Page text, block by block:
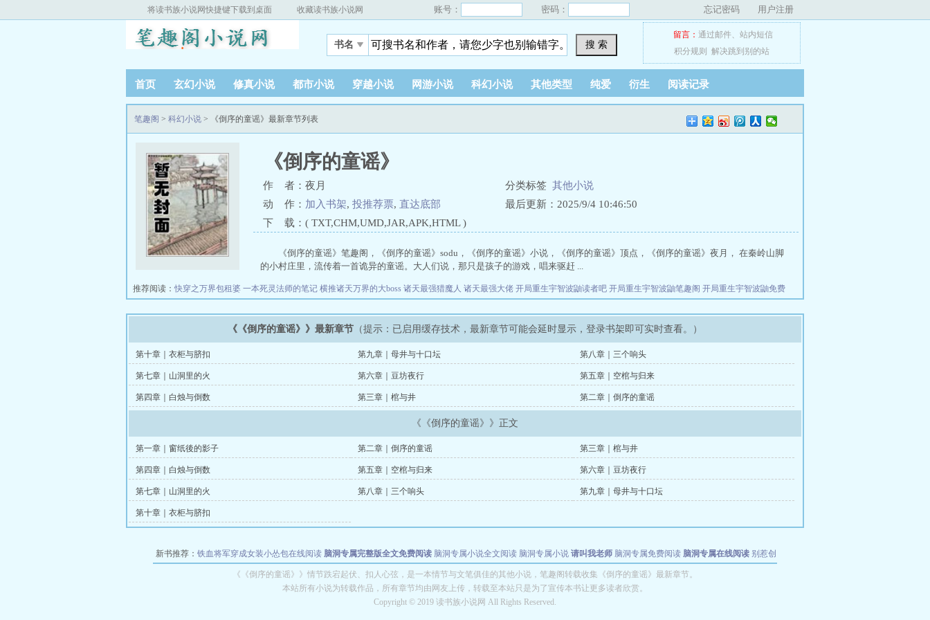
将读书族小说网快捷键下载到桌面 收藏读书族小说网 账号： 密码： 忘记密码 用户注册
书名 搜 索
留言： 通过邮件、 站内短信
积分规则
解决跳到别的站
首页 玄幻小说 修真小说 都市小说 穿越小说 网游小说 科幻小说 其他类型 纯爱 衍生 阅读记录
笔趣阁 > 科幻小说 > 《倒序的童谣》最新章节列表
《倒序的童谣》
作 者：夜月 分类标签 其他小说
动 作： 加入书架, 投推荐票, 直达底部
最后更新：2025/9/4 10:46:50
下 载：( TXT,CHM,UMD,JAR,APK,HTML )
《倒序的童谣》笔趣阁，《倒序的童谣》sodu，《倒序的童谣》小说，《倒序的童谣》顶点，《倒序的童谣》夜月， 在秦岭山脚
的小村庄里，流传着一首诡异的童谣。大人们说，那只是孩子的游戏，唱来驱赶 ...
推荐阅读： 快穿之万界包租婆 一本死灵法师的笔记 横推诸天万界的大boss 诸天最强猎魔人 诸天最强大佬 开局重生宇智波鼬读者吧 开局重生宇智波鼬笔趣阁 开局重生宇智波鼬免费
《《倒序的童谣》》最新章节 （提示：已启用缓存技术，最新章节可能会延时显示，登录书架即可实时查看。）
第十章｜衣柜与脐扣 第九章｜母井与十口坛 第八章｜三个响头
第七章｜山洞里的火 第六章｜豆坊夜行 第五章｜空棺与归来
第四章｜白烛与倒数 第三章｜棺与井 第二章｜倒序的童谣
《《倒序的童谣》》正文
第一章｜窗纸後的影子 第二章｜倒序的童谣 第三章｜棺与井
第四章｜白烛与倒数 第五章｜空棺与归来 第六章｜豆坊夜行
第七章｜山洞里的火 第八章｜三个响头 第九章｜母井与十口坛
第十章｜衣柜与脐扣
新书推荐： 铁血将军穿成女装小怂包在线阅读 脑洞专属完整版全文免费阅读 脑洞专属小说全文阅读 脑洞专属小说 请叫我老师 脑洞专属免费阅读 脑洞专属在线阅读 别惹创
世者
穿书第一天就结婚小说全文阅读
《《倒序的童谣》》情节跌宕起伏、扣人心弦，是一本情节与文笔俱佳的其他小说，笔趣阁转载收集《倒序的童谣》最新章节。
本站所有小说为转载作品，所有章节均由网友上传，转载至本站只是为了宣传本书让更多读者欣赏。
Copyright © 2019 读书族小说网 All Rights Reserved.